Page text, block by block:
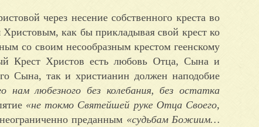
через несение собственного креста во
Христовым, как бы прикладывая свой крест ко
со своим несообразным крестом геенскому
Крест Христов есть любовь Отца, Сына и
Сына, так и христианин должен наподобие
любезного без колебания, без остатка
«не токмо Святейшей руке Отца Своего,
преданным «судьбам Божиим…